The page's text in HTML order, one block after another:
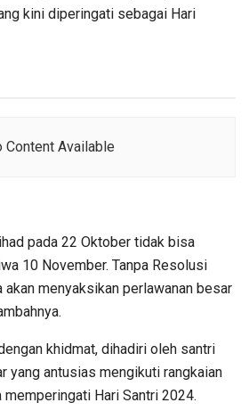
kini diperingati sebagai Hari
Content Available
pada 22 Oktober tidak bisa
10 November. Tanpa Resolusi
menyaksikan perlawanan besar
khidmat, dihadiri oleh santri
yang antusias mengikuti rangkaian
memperingati Hari Santri 2024.